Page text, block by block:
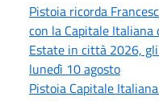
Pistoia ricorda
con la Capitale
Estate in città 2026,
lunedì 10 agosto
Pistoia Capitale